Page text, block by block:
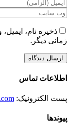
ذخیره نام،
زمانی دیگر.
اطلاعات تماس
پست الکترونیک:
پیوندها